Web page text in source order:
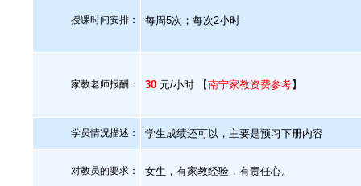
授课时间安排： 每周5次；每次2小时
家教老师报酬： 30 元/小时 【南宁家教资费参考】
学员情况描述： 学生成绩还可以，主要是预习下册内容
对教员的要求： 女生，有家教经验，有责任心。